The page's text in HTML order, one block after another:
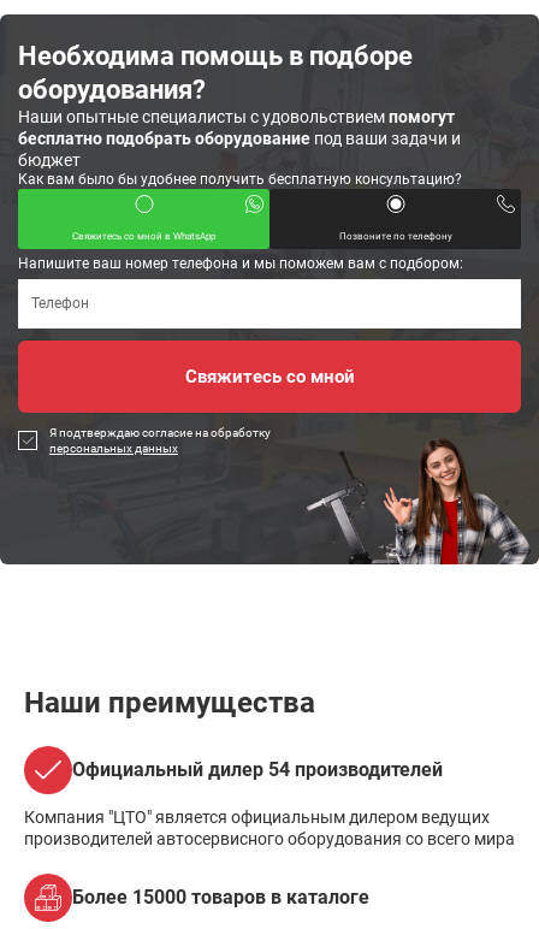
Необходима помощь в подборе
оборудования?
Наши опытные специалисты с удовольствиемпомогут
бесплатно подобрать оборудование под ваши задачи и
бюджет
Как вам было бы удобнее получить бесплатную консультацию?
Свяжитесь со мной в WhatsApp Позвоните по телефону
Напишите ваш номер телефона и мы поможем вам с подбором:
Я подтверждаю согласие на обработку
персональных данных
Наши преимущества
Официальный дилер 54 производителей
Компания "ЦТО" является официальным дилером ведущих
производителей автосервисного оборудования со всего мира
Более 15000 товаров в каталоге